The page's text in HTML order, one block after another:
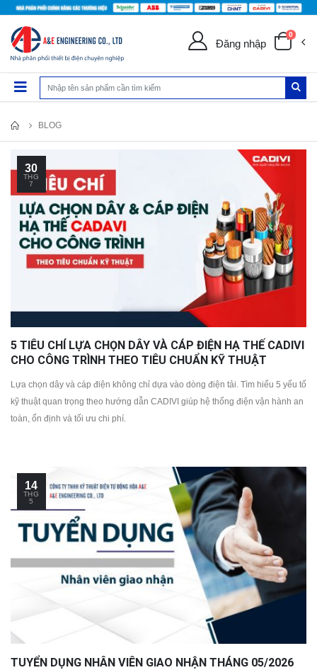
Đăng nhập
0
BLOG
30
THG
7
5 TIÊU CHÍ LỰA CHỌN DÂY VÀ CÁP ĐIỆN HẠ THẾ CADIVI
CHO CÔNG TRÌNH THEO TIÊU CHUẨN KỸ THUẬT
Lựa chọn dây và cáp điện không chỉ dựa vào dòng điện tải. Tìm hiểu 5 yếu tố
kỹ thuật quan trọng theo hướng dẫn CADIVI giúp hệ thống điện vận hành an
toàn, ổn định và tối ưu chi phí.
14
THG
5
TUYỂN DỤNG NHÂN VIÊN GIAO NHẬN THÁNG 05/2026